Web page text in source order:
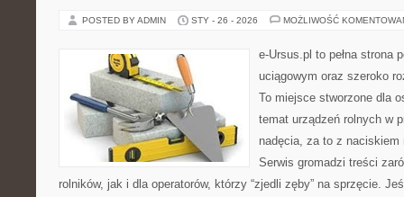
POSTED BY ADMIN STY - 26 - 2026 MOŻLIWOŚĆ
e-Ursus.pl to pełna strona
uciągowym oraz szeroko
To miejsce stworzone dla
temat urządzeń rolnych w
nadęcia, za to z
Serwis gromadzi treści
rolników, jak i dla operatorów, którzy “zjedli zęby” na sprzęcie.